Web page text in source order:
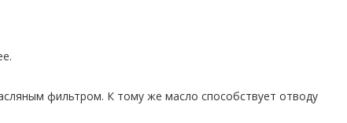
фильтром. К тому же масло способствует отводу